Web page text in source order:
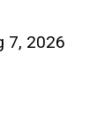
7, 2026